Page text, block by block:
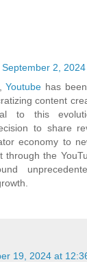
September 2,
Youtube has
content
to this
to share
economy to
through the
19, 2024 at